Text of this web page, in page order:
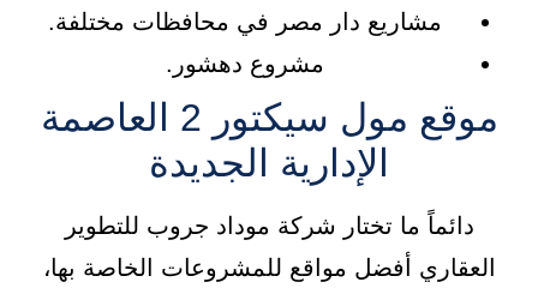
مشاريع دار مصر في محافظات مختلفة.
مشروع دهشور.
موقع مول سيكتور 2 العاصمة
الإدارية الجديدة
دائماً ما تختار شركة موداد جروب للتطوير
العقاري أفضل مواقع للمشروعات الخاصة بها،